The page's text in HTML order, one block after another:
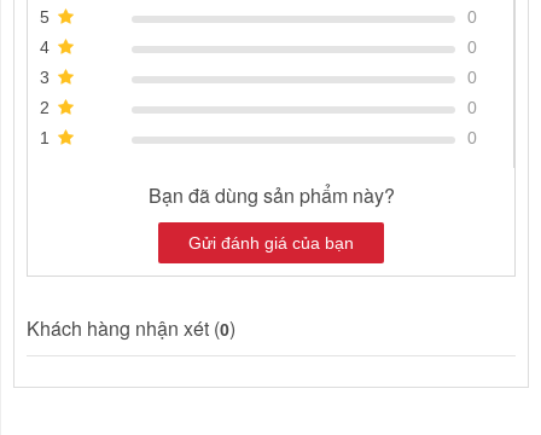
5
0
4
0
3
0
2
0
1
0
Bạn đã dùng sản phẩm này?
Gửi đánh giá của bạn
Khách hàng nhận xét (0)